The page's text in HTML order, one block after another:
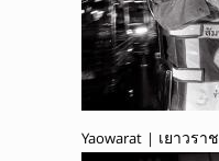
Yaowarat | เยาวราช